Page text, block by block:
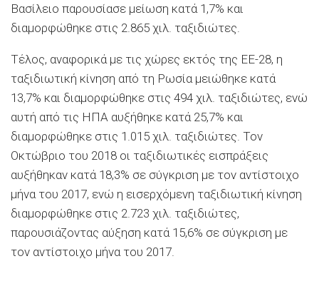
Βασίλειο παρουσίασε μείωση κατά 1,7% και
διαμορφώθηκε στις 2.865 χιλ. ταξιδιώτες.
Τέλος, αναφορικά με τις χώρες εκτός της ΕΕ-28, η
ταξιδιωτική κίνηση από τη Ρωσία μειώθηκε κατά
13,7% και διαμορφώθηκε στις 494 χιλ. ταξιδιώτες, ενώ
αυτή από τις ΗΠΑ αυξήθηκε κατά 25,7% και
διαμορφώθηκε στις 1.015 χιλ. ταξιδιώτες. Τον
Οκτώβριο του 2018 οι ταξιδιωτικές εισπράξεις
αυξήθηκαν κατά 18,3% σε σύγκριση με τον αντίστοιχο
μήνα του 2017, ενώ η εισερχόμενη ταξιδιωτική κίνηση
διαμορφώθηκε στις 2.723 χιλ. ταξιδιώτες,
παρουσιάζοντας αύξηση κατά 15,6% σε σύγκριση με
τον αντίστοιχο μήνα του 2017.